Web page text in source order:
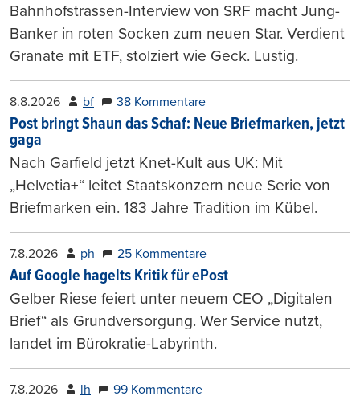
Bahnhofstrassen-Interview von SRF macht Jung-
Banker in roten Socken zum neuen Star. Verdient
Granate mit ETF, stolziert wie Geck. Lustig.
8.8.2026 bf 38 Kommentare
Post bringt Shaun das Schaf: Neue Briefmarken, jetzt
gaga
Nach Garfield jetzt Knet-Kult aus UK: Mit
„Helvetia+“ leitet Staatskonzern neue Serie von
Briefmarken ein. 183 Jahre Tradition im Kübel.
7.8.2026 ph 25 Kommentare
Auf Google hagelts Kritik für ePost
Gelber Riese feiert unter neuem CEO „Digitalen
Brief“ als Grundversorgung. Wer Service nutzt,
landet im Bürokratie-Labyrinth.
7.8.2026 lh 99 Kommentare